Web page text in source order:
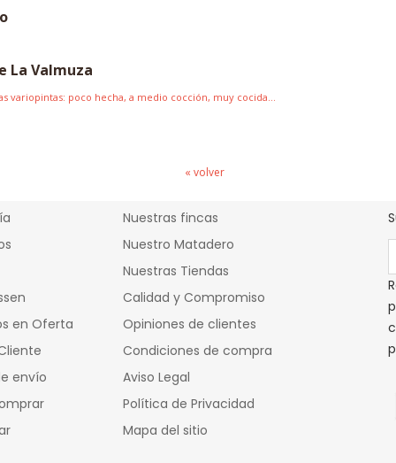
La Valmuza
variopintas: poco hecha, a medio cocción, muy cocida...
« volver
en Oferta
envío
Cárnicas Mulas
Nuestras fincas
Nuestro Matadero
Nuestras Tiendas
Calidad y Compromiso
Opiniones de clientes
Condiciones de compra
Aviso Legal
Política de Privacidad
Mapa del sitio